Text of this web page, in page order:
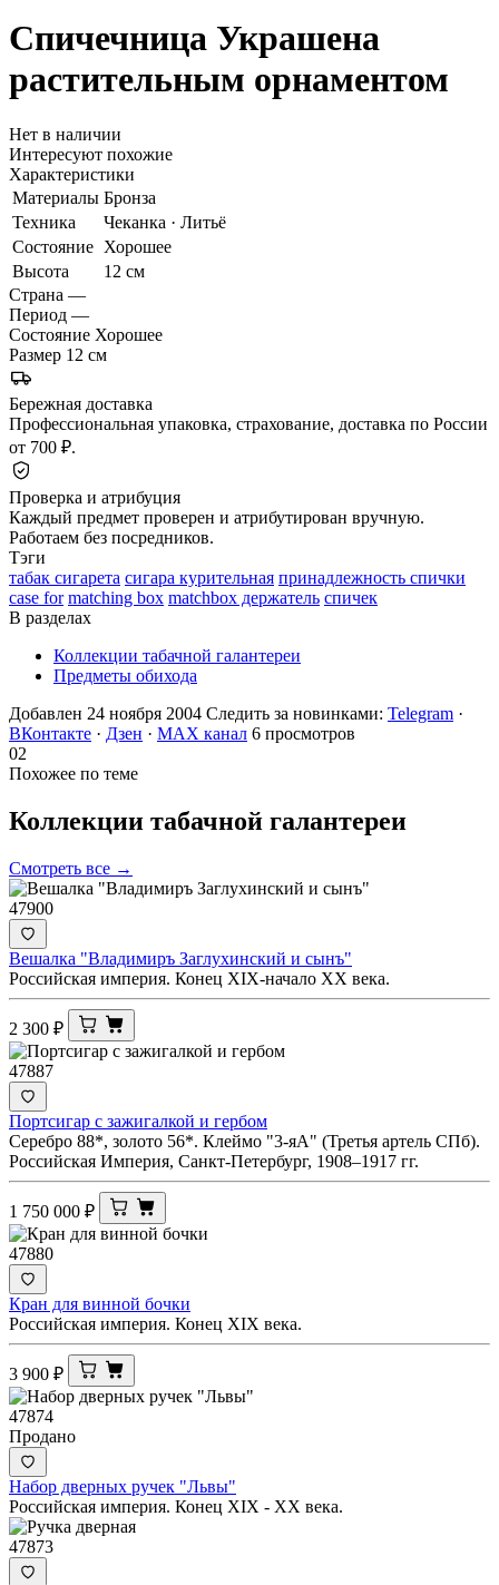
Спичечница Украшена
растительным орнаментом
Нет в наличии
Интересуют похожие
Характеристики
Материалы Бронза
Техника
Чеканка · Литьё
Состояние Хорошее
Высота
12 см
Страна —
Период —
Состояние Хорошее
Размер 12 см
Бережная доставка
Профессиональная упаковка, страхование, доставка по России
от 700 ₽.
Проверка и атрибуция
Каждый предмет проверен и атрибутирован вручную.
Работаем без посредников.
Тэги
табак сигарета сигара курительная принадлежность спички
case for matching box matchbox держатель спичек
В разделах
Коллекции табачной галантереи
Предметы обихода
Добавлен 24 ноября 2004 Следить за новинками: Telegram ·
ВКонтакте · Дзен · MAX канал 6 просмотров
02
Похожее по теме
Коллекции табачной галантереи
Смотреть все →
47900
Вешалка "Владимиръ Заглухинский и сынъ"
Российская империя. Конец XIX-начало ХХ века.
2 300 ₽
47887
Портсигар с зажигалкой и гербом
Серебро 88*, золото 56*. Клеймо "3-яА" (Третья артель СПб).
Российская Империя, Санкт-Петербург, 1908–1917 гг.
1 750 000 ₽
47880
Кран для винной бочки
Российская империя. Конец XIX века.
3 900 ₽
47874
Продано
Набор дверных ручек "Львы"
Российская империя. Конец XIX - ХХ века.
47873